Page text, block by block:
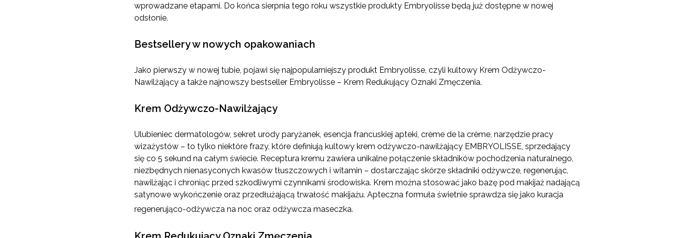
wprowadzane etapami. Do końca sierpnia tego roku wszystkie produkty Embryolisse będą już dostępne w nowej
odsłonie.
Bestsellery w nowych opakowaniach
Jako pierwszy w nowej tubie, pojawi się najpopularniejszy produkt Embryolisse, czyli kultowy Krem Odżywczo-
Nawilżający a także najnowszy bestseller Embryolisse – Krem Redukujący Oznaki Zmęczenia.
Krem Odżywczo-Nawilżający
Ulubieniec dermatologów, sekret urody paryżanek, esencja francuskiej apteki, crème de la crème, narzędzie pracy
wizażystów – to tylko niektóre frazy, które definiują kultowy krem odżywczo-nawilżający EMBRYOLISSE, sprzedający
się co 5 sekund na całym świecie. Receptura kremu zawiera unikalne połączenie składników pochodzenia naturalnego,
niezbędnych nienasyconych kwasów tłuszczowych i witamin – dostarczając skórze składniki odżywcze, regenerując,
nawilżając i chroniąc przed szkodliwymi czynnikami środowiska. Krem można stosować jako bazę pod makijaż nadającą
satynowe wykończenie oraz przedłużającą trwałość makijażu. Apteczna formuła świetnie sprawdza się jako kuracja
regenerująco-odżywcza na noc oraz odżywcza maseczka.